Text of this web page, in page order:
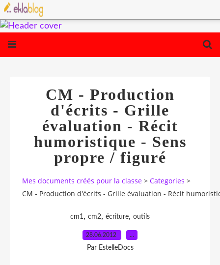
CM - Production
d'écrits - Grille
évaluation - Récit
humoristique - Sens
propre / figuré
Mes documents créés pour la classe > Categories >
CM - Production d'écrits - Grille évaluation - Récit
cm1 , cm2, écriture, outils
28.06.2012 …
Par EstelleDocs